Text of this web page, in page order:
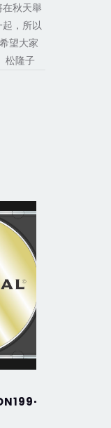
秋天舉
，所以
望大家
松隆子